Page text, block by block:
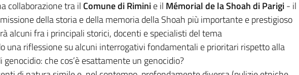
collaborazione tra il Comune di Riminie il Mémorial de la Shoah di Parigi- il
della storia e della memoria della Shoah più importante e prestigioso
alcuni fra i principali storici, docenti e specialisti del tema
una riflessione su alcuni interrogativi fondamentali e prioritari rispetto alla
che cos’è esattamente un genocidio?